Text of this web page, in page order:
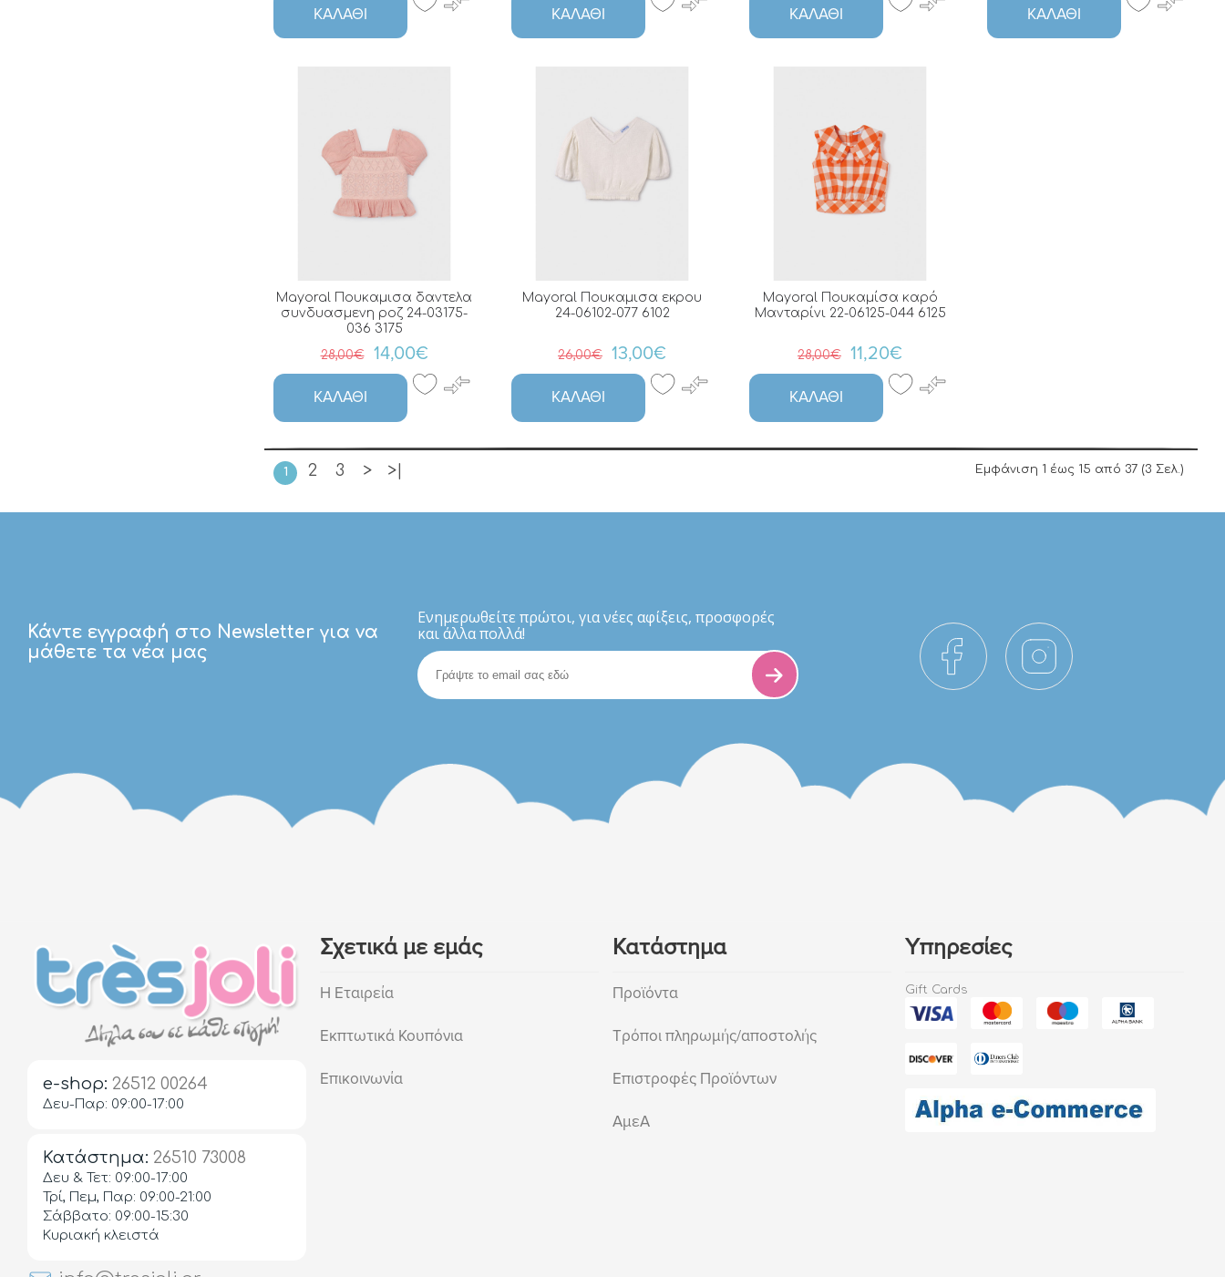
ΚΑΛΆΘΙ ΚΑΛΆΘΙ ΚΑΛΆΘΙ ΚΑΛΆΘΙ
Mayoral Πουκαμισα δαντελα
συνδυασμενη ροζ 24-03175-
036 3175
28,00€
14,00€
ΚΑΛΆΘΙ
Mayoral Πουκαμισα εκρου
24-06102-077 6102
26,00€ 13,00€
ΚΑΛΆΘΙ
Mayoral Πουκαμίσα καρό
Μανταρίνι 22-06125-044 6125
28,00€ 11,20€
ΚΑΛΆΘΙ
1 2 3 > >| Εμφάνιση 1 έως 15 από 37 (3 Σελ.)
Κάντε εγγραφή στο Newsletter για να
μάθετε τα νέα μας
Eνημερωθείτε πρώτοι, για νέες αφίξεις, προσφορές
και άλλα πολλά!
e-shop: 26512 00264
Δευ-Παρ: 09:00-17:00
Κατάστημα: 26510 73008
Δευ & Τετ: 09:00-17:00
Τρί, Πεμ, Παρ: 09:00-21:00
Σάββατο: 09:00-15:30
Κυριακή κλειστά
Σχετικά με εμάς
Η Εταιρεία
Εκπτωτικά Κουπόνια
Επικοινωνία
Κατάστημα
Προϊόντα
Τρόποι πληρωμής/αποστολής
Επιστροφές Προϊόντων
ΑμεΑ
Υπηρεσίες
Gift Cards